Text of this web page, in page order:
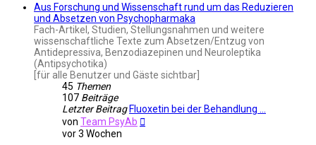
Aus Forschung und Wissenschaft rund um das Reduzieren
und Absetzen von Psychopharmaka
Fach-Artikel, Studien, Stellungsnahmen und weitere
wissenschaftliche Texte zum Absetzen/Entzug von
Antidepressiva, Benzodiazepinen und Neuroleptika
(Antipsychotika)
[für alle Benutzer und Gäste sichtbar]
45 Themen
107 Beiträge
Letzter Beitrag Fluoxetin bei der Behandlung …
von Team PsyAb
vor 3 Wochen